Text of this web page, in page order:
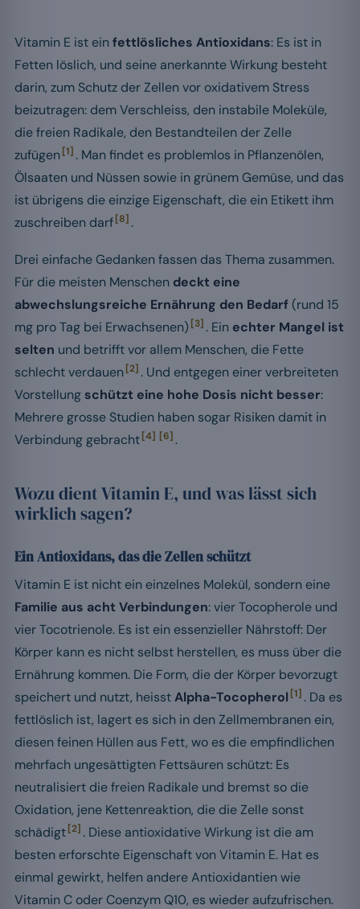
Vitamin E ist einfettlösliches Antioxidans: Es ist in
Fetten löslich, und seine anerkannte Wirkung besteht
darin, zum Schutz der Zellen vor oxidativem Stress
beizutragen: dem Verschleiss, den instabile Moleküle,
die freien Radikale, den Bestandteilen der Zelle
zufügen[1] . Man findet es problemlos in Pflanzenölen,
Ölsaaten und Nüssen sowie in grünem Gemüse, und das
ist übrigens die einzige Eigenschaft, die ein Etikett ihm
zuschreiben darf[8] .
Drei einfache Gedanken fassen das Thema zusammen.
Für die meisten Menschen deckt eine
abwechslungsreiche Ernährung den Bedarf(rund 15
mg pro Tag bei Erwachsenen) [3] . Ein echter Mangel ist
selten und betrifft vor allem Menschen, die Fette
schlecht verdauen[2] . Und entgegen einer verbreiteten
Vorstellung schützt eine hohe Dosis nicht besser:
Mehrere grosse Studien haben sogar Risiken damit in
Verbindung gebracht[4] [6] .
Wozu dient Vitamin E, und was lässt sich
wirklich sagen?
Ein Antioxidans, das die Zellen schützt
Vitamin E ist nicht ein einzelnes Molekül, sondern eine
Familie aus acht Verbindungen: vier Tocopherole und
vier Tocotrienole. Es ist ein essenzieller Nährstoff: Der
Körper kann es nicht selbst herstellen, es muss über die
Ernährung kommen. Die Form, die der Körper bevorzugt
speichert und nutzt, heisstAlpha-Tocopherol [1] . Da es
fettlöslich ist, lagert es sich in den Zellmembranen ein,
diesen feinen Hüllen aus Fett, wo es die empfindlichen
mehrfach ungesättigten Fettsäuren schützt: Es
neutralisiert die freien Radikale und bremst so die
Oxidation, jene Kettenreaktion, die die Zelle sonst
schädigt[2] . Diese antioxidative Wirkung ist die am
besten erforschte Eigenschaft von Vitamin E. Hat es
einmal gewirkt, helfen andere Antioxidantien wie
Vitamin C oder Coenzym Q10, es wieder aufzufrischen.